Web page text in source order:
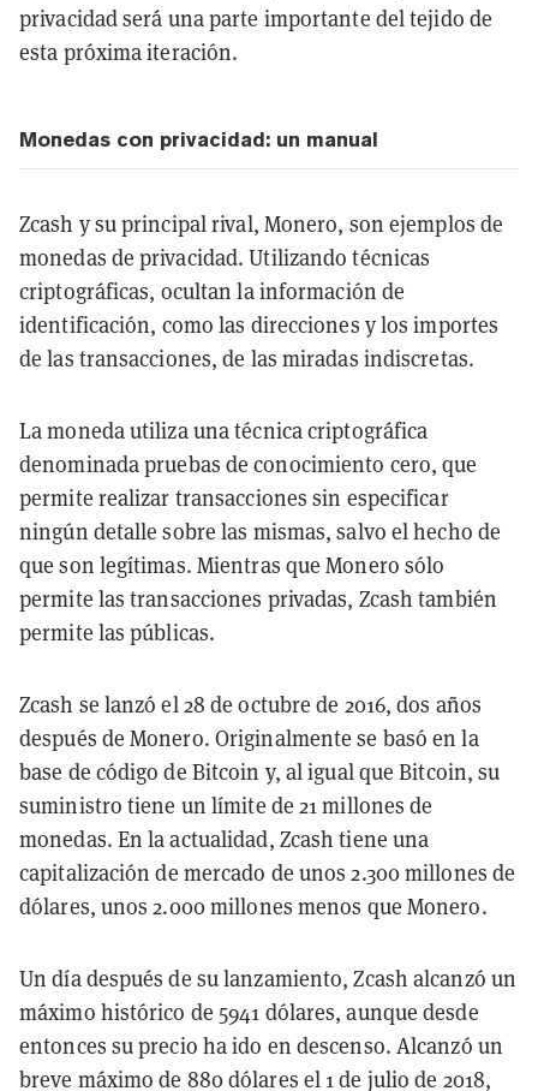
privacidad será una parte importante del tejido de
esta próxima iteración.
Monedas con privacidad: un manual
Zcash y su principal rival, Monero, son ejemplos de
monedas de privacidad. Utilizando técnicas
criptográficas, ocultan la información de
identificación, como las direcciones y los importes
de las transacciones, de las miradas indiscretas.
La moneda utiliza una técnica criptográfica
denominada pruebas de conocimiento cero, que
permite realizar transacciones sin especificar
ningún detalle sobre las mismas, salvo el hecho de
que son legítimas. Mientras que Monero sólo
permite las transacciones privadas, Zcash también
permite las públicas.
Zcash se lanzó el 28 de octubre de 2016, dos años
después de Monero. Originalmente se basó en la
base de código de Bitcoin y, al igual que Bitcoin, su
suministro tiene un límite de 21 millones de
monedas. En la actualidad, Zcash tiene una
capitalización de mercado de unos 2.300 millones de
dólares, unos 2.000 millones menos que Monero.
Un día después de su lanzamiento, Zcash alcanzó un
máximo histórico de 5941 dólares, aunque desde
entonces su precio ha ido en descenso. Alcanzó un
breve máximo de 880 dólares el 1 de julio de 2018,